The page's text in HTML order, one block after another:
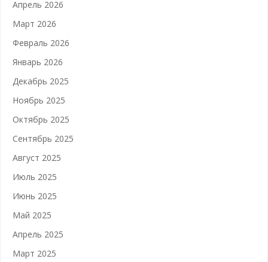
Апрель 2026
Март 2026
Февраль 2026
Январь 2026
Декабрь 2025
Ноябрь 2025
Октябрь 2025
Сентябрь 2025
Август 2025
Июль 2025
Июнь 2025
Май 2025
Апрель 2025
Март 2025